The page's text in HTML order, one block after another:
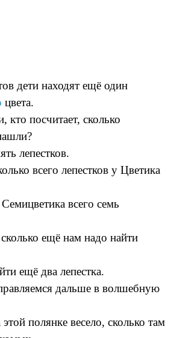
дети находят ещё один
цвета.
кто посчитает, сколько
лепестков.
всего лепестков у Цветика
всего семь
ещё нам надо найти
ещё два лепестка.
дальше в волшебную
полянке весело, сколько там